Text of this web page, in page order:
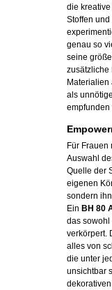
die
Stoffen
genau so
seine
zusätzliche
Materialien
als
empfunden
Für Frauen
Auswahl
Quelle der
eigenen
sondern
Ein BH 80
das sowohl
verkörpert.
alles von
die unter
unsichtbar